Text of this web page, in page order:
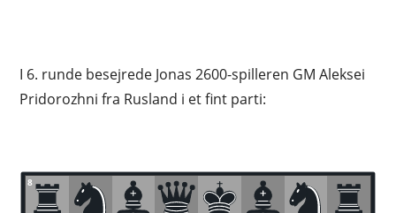
I 6. runde besejrede Jonas 2600-spilleren GM Aleksei
Pridorozhni fra Rusland i et fint parti:
8